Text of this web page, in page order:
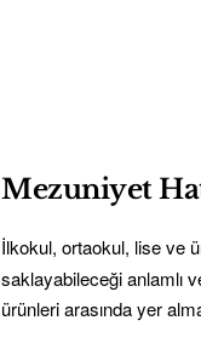
Mezuniyet
İlkokul, ortaokul, lise ve
saklayabileceği anlamlı
ürünleri arasında yer